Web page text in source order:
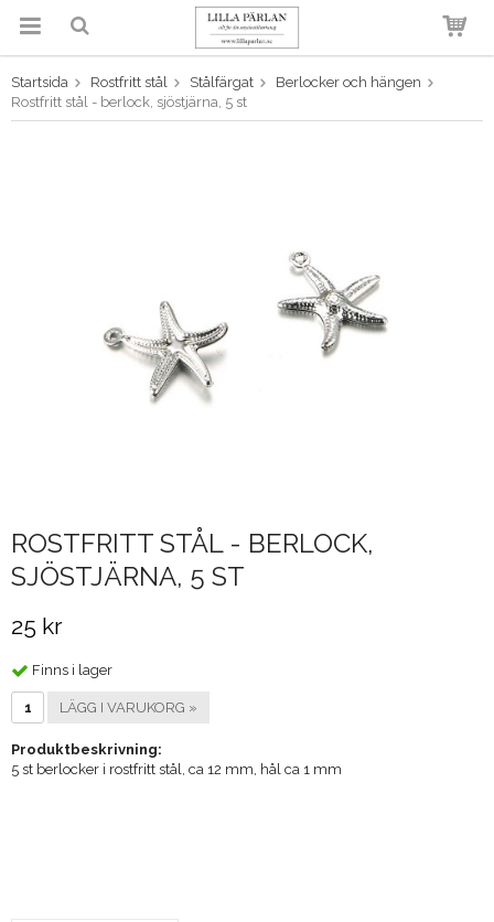
Produkten har blivit tillagd i
varukorgen
Startsida Rostfritt stål Stålfärgat
Berlocker och hängen
Rostfritt stål - berlock, sjöstjärna, 5 st
ROSTFRITT STÅL - BERLOCK,
SJÖSTJÄRNA, 5 ST
25 kr
Finns i lager
LÄGG I VARUKORG »
Produktbeskrivning:
5 st berlocker i rostfritt stål, ca 12 mm, hål ca 1 mm